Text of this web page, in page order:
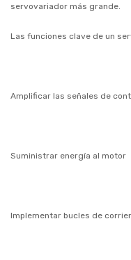
servovariador más grande.
Las funciones clave de un
Amplificar las señales de
Suministrar energía al motor
Implementar bucles de